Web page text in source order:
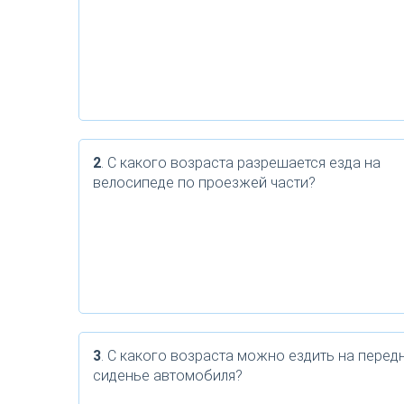
2. С какого возраста разрешается езда на
велосипеде по проезжей части?
3. С какого возраста можно ездить на
сиденье автомобиля?